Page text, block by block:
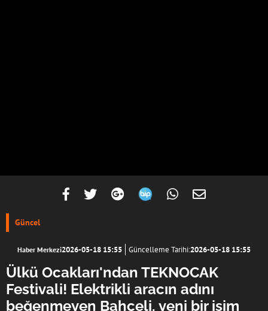
Güncel
Haber Merkezi2026-05-18 15:55 Güncelleme Tarihi:2026-05-18 15:55
Ülkü Ocakları'ndan TEKNOCAK
Festivali! Elektrikli aracın adını
beğenmeyen Bahçeli, yeni bir isim